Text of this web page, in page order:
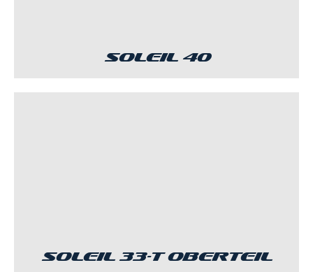
Soleil 40
Soleil 33-T Oberteil